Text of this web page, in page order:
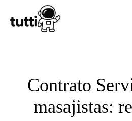
Contrato
masajistas: